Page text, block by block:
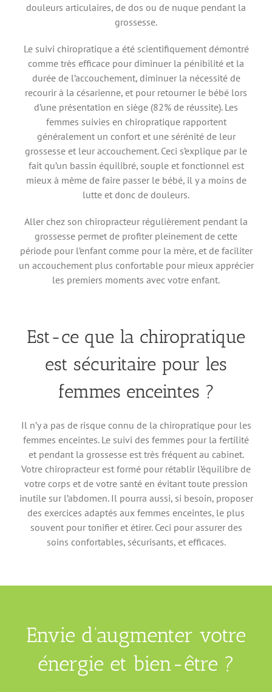
douleurs articulaires, de dos ou de nuque pendant la
grossesse.
Le suivi chiropratique a été scientifiquement démontré
comme très efficace pour diminuer la pénibilité et la
durée de l’accouchement, diminuer la nécessité de
recourir à la césarienne, et pour retourner le bébé lors
d’une présentation en siège (82% de réussite). Les
femmes suivies en chiropratique rapportent
généralement un confort et une sérénité de leur
grossesse et leur accouchement. Ceci s’explique par le
fait qu’un bassin équilibré, souple et fonctionnel est
mieux à même de faire passer le bébé, il y a moins de
lutte et donc de douleurs.
Aller chez son chiropracteur régulièrement pendant la
grossesse permet de profiter pleinement de cette
période pour l’enfant comme pour la mère, et de faciliter
un accouchement plus confortable pour mieux apprécier
les premiers moments avec votre enfant.
Est-ce que la chiropratique
est sécuritaire pour les
femmes enceintes ?
Il n’y a pas de risque connu de la chiropratique pour les
femmes enceintes. Le suivi des femmes pour la fertilité
et pendant la grossesse est très fréquent au cabinet.
Votre chiropracteur est formé pour rétablir l’équilibre de
votre corps et de votre santé en évitant toute pression
inutile sur l’abdomen. Il pourra aussi, si besoin, proposer
des exercices adaptés aux femmes enceintes, le plus
souvent pour tonifier et étirer. Ceci pour assurer des
soins confortables, sécurisants, et efficaces.
Envie d’augmenter votre
énergie et bien-être ?